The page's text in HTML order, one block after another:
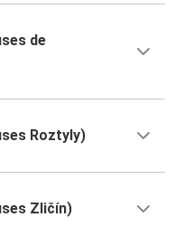
de
Roztyly)
Zličín)